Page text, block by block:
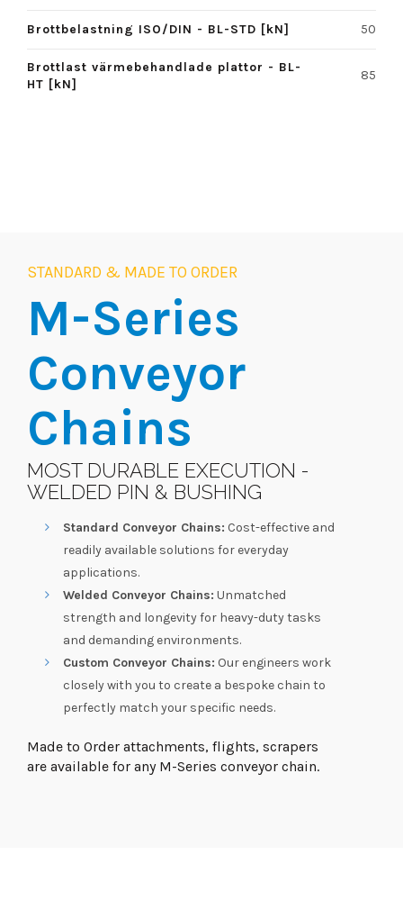
Brottbelastning ISO/DIN - BL-STD [kN] 50
Brottlast värmebehandlade plattor - BL-
HT [kN]
85
STANDARD & MADE TO ORDER
M-Series
Conveyor
Chains
MOST DURABLE EXECUTION -
WELDED PIN & BUSHING
Standard Conveyor Chains: Cost-effective and
readily available solutions for everyday
applications.
Welded Conveyor Chains: Unmatched
strength and longevity for heavy-duty tasks
and demanding environments.
Custom Conveyor Chains: Our engineers work
closely with you to create a bespoke chain to
perfectly match your specific needs.
Made to Order attachments, flights, scrapers
are available for any M-Series conveyor chain.